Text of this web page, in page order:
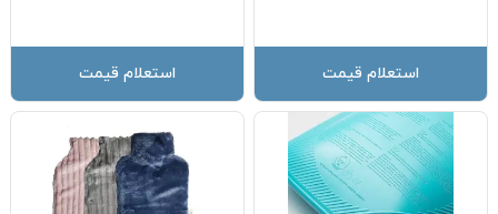
استعلام قیمت استعلام قیمت